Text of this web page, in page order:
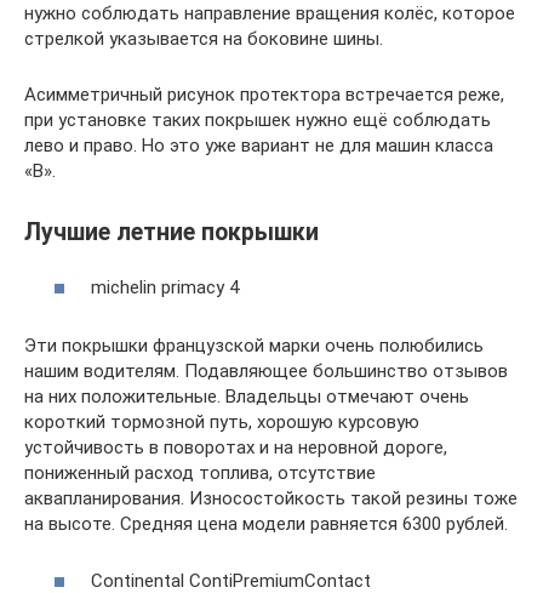
нужно соблюдать направление вращения колёс, которое
стрелкой указывается на боковине шины.
Асимметричный рисунок протектора встречается реже,
при установке таких покрышек нужно ещё соблюдать
лево и право. Но это уже вариант не для машин класса
«В».
Лучшие летние покрышки
michelin primacy 4
Эти покрышки французской марки очень полюбились
нашим водителям. Подавляющее большинство отзывов
на них положительные. Владельцы отмечают очень
короткий тормозной путь, хорошую курсовую
устойчивость в поворотах и на неровной дороге,
пониженный расход топлива, отсутствие
аквапланирования. Износостойкость такой резины тоже
на высоте. Средняя цена модели равняется 6300 рублей.
Continental ContiPremiumContact